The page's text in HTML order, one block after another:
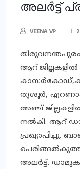
അലര്‍ട്ട്
VEENA VP
ആറ് ജില്ലകളില്‍
തൃശൂര്‍,
അഞ്ച്
നല്‍കി. ആറ്
പ്രഖ്യാപിച്ചു.
അലര്‍ട്ട്.